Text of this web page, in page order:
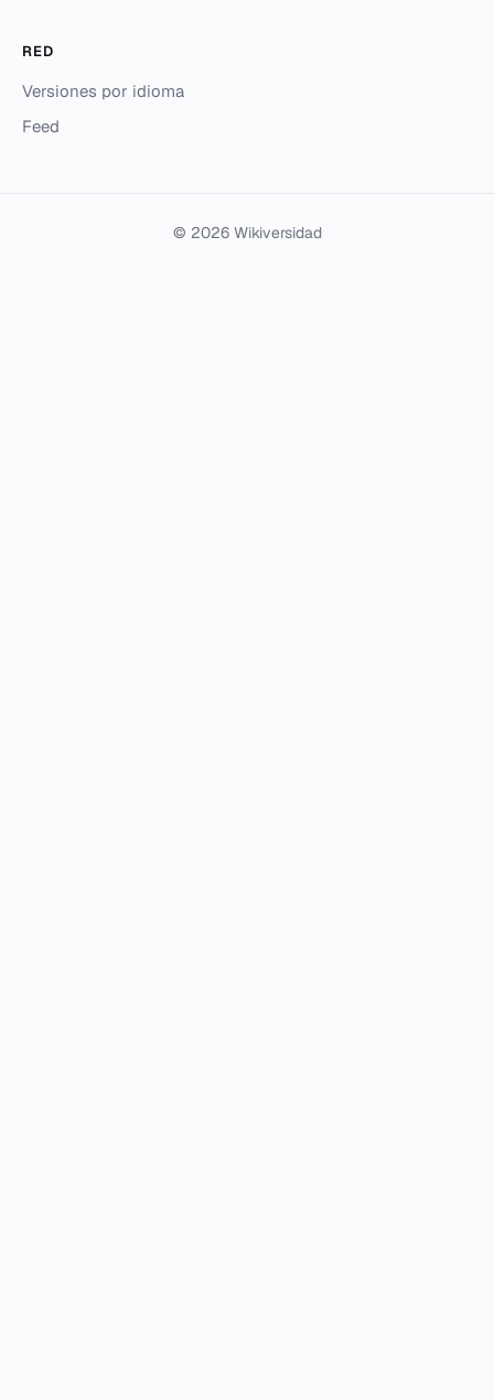
RED
Versiones por idioma
Feed
© 2026 Wikiversidad